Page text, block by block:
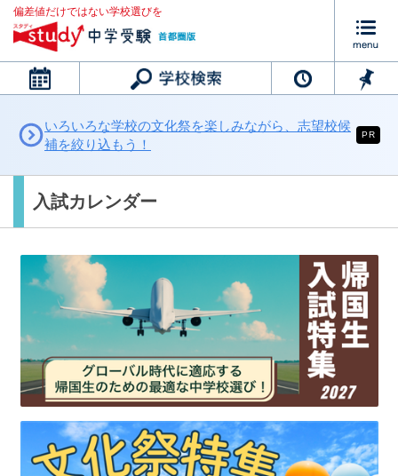
偏差値だけではない学校選びを
カレンダー
いろいろな学校の文化祭を楽しみながら、志望校候
補を絞り込もう！
PR
入試カレンダー